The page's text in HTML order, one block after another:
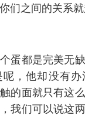
们之间的关系就
蛋都是完美无
呢，他却没有
的面就只有这
我们可以说这